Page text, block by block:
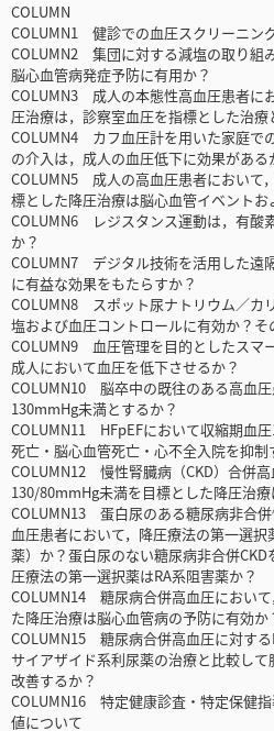
COLUMN
COLUMN1 健診での血圧スクリーニン
COLUMN2 集団に対する減塩の取り組
脳心血管病発症予防に有用か？
COLUMN3 成人の本態性高血圧患者に
圧治療は，診察室血圧を指標とした治療
COLUMN4 カフ血圧計を用いた家庭で
の介入は，成人の血圧低下に効果がある
COLUMN5 成人の高血圧患者において
標とした降圧治療は脳心血管イベントお
COLUMN6 レジスタンス運動は，有酸
か？
COLUMN7 デジタル技術を活用した遠
に有益な効果をもたらすか？
COLUMN8 スポット尿ナトリウム／カ
塩および血圧コントロールに有効か？そ
COLUMN9 血圧管理を目的としたスマ
成人において血圧を低下させるか？
COLUMN10 脳卒中の既往のある高血
130mmHg未満とするか？
COLUMN11 HFpEFにおいて収縮期血
死亡・脳心血管死亡・心不全入院を抑制
COLUMN12 慢性腎臓病（CKD）合併高
130/80mmHg未満を目標とした降圧治
COLUMN13 蛋白尿のある糖尿病非合
血圧患者において，降圧療法の第一選択
薬）か？蛋白尿のない糖尿病非合併
圧療法の第一選択薬はRA系阻害薬か？
COLUMN14 糖尿病合併高血圧におい
た降圧治療は脳心血管病の予防に有効か
COLUMN15 糖尿病合併高血圧に対する
サイアザイド系利尿薬の治療と比較し
改善するか？
COLUMN16 特定健康診査・特定保健
値について